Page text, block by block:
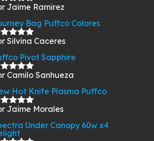
Jaime Ramirez
Bag Puffco Colores
Silvina Caceres
Pivot Sapphire
Camilo Sanhueza
Hot Knife Plasma Puffco
Jaime Morales
Under Canopy 60w x4